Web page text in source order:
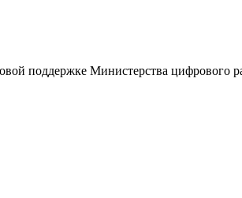
поддержке Министерства цифрового